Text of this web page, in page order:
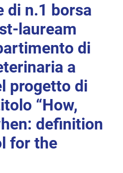
di n.1 borsa
lauream
di
a
progetto di
“How,
definition
for the